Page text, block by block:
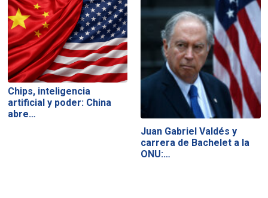
Chips, inteligencia
artificial y poder: China
abre…
Juan Gabriel Valdés y
carrera de Bachelet a la
ONU:…